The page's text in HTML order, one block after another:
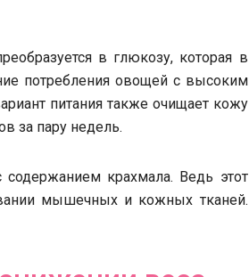
в глюкозу, которая в
потребления овощей с высоким
питания также очищает кожу
за пару недель.
крахмала. Ведь этот
мышечных и кожных тканей.